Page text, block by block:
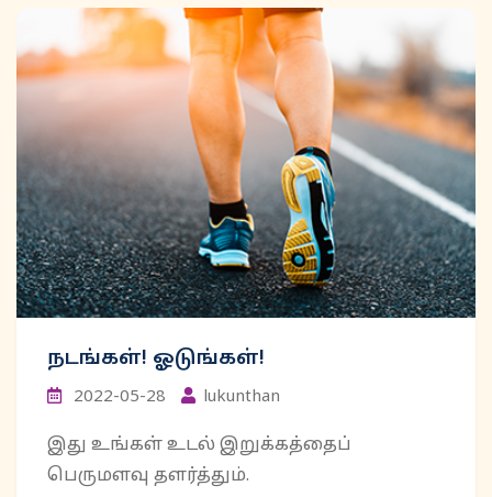
நடங்கள்! ஓடுங்கள்!
2022-05-28 lukunthan
இது உங்கள் உடல் இறுக்கத்தைப்
பெருமளவு தளர்த்தும்.